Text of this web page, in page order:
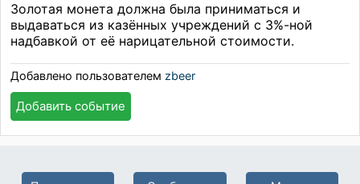
Золотая монета должна была приниматься и
выдаваться из казённых учреждений с 3%-ной
надбавкой от её нарицательной стоимости.
Добавлено пользователем zbeer
Добавить событие